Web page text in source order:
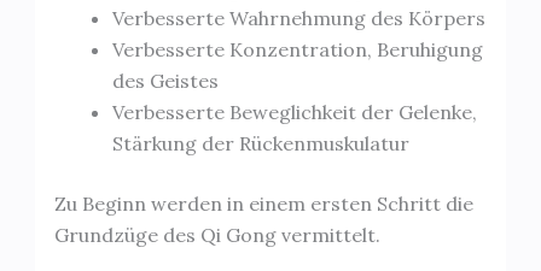
Verbesserte Wahrnehmung des Körpers
Verbesserte Konzentration, Beruhigung
des Geistes
Verbesserte Beweglichkeit der Gelenke,
Stärkung der Rückenmuskulatur
Zu Beginn werden in einem ersten Schritt die
Grundzüge des Qi Gong vermittelt.